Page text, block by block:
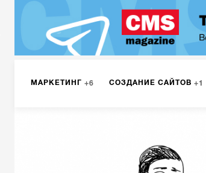
МАРКЕТИНГ 6 СОЗДАНИЕ САЙТОВ 1